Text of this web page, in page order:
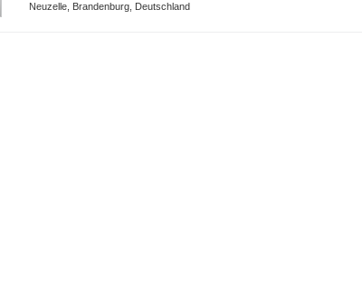
Neuzelle, Brandenburg, Deutschland